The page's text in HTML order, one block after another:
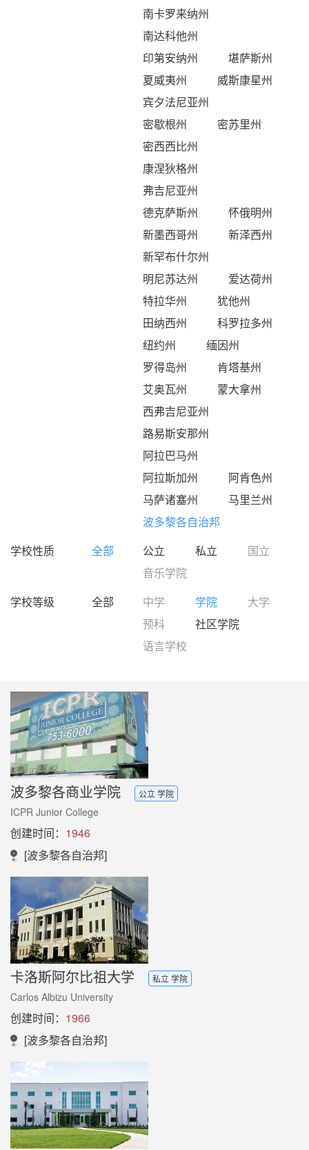
南卡罗来纳州
南达科他州
印第安纳州
堪萨斯州
夏威夷州
威斯康星州
宾夕法尼亚州
密歇根州
密苏里州
密西西比州
康涅狄格州
弗吉尼亚州
德克萨斯州
怀俄明州
新墨西哥州
新泽西州
新罕布什尔州
明尼苏达州
爱达荷州
特拉华州
犹他州
田纳西州
科罗拉多州
纽约州
缅因州
罗得岛州
肯塔基州
艾奥瓦州
蒙大拿州
西弗吉尼亚州
路易斯安那州
阿拉巴马州
阿拉斯加州
阿肯色州
马萨诸塞州
马里兰州
波多黎各自治邦
学校性质
全部 公立 私立
国立
音乐学院
学校等级
全部 中学 学院
大学
预科
社区学院
语言学校
波多黎各商业学院 公立 学院
ICPR Junior College
创建时间： 1946
[波多黎各自治邦]
卡洛斯阿尔比祖大学 私立 学院
Carlos Albizu University
创建时间： 1966
[波多黎各自治邦]